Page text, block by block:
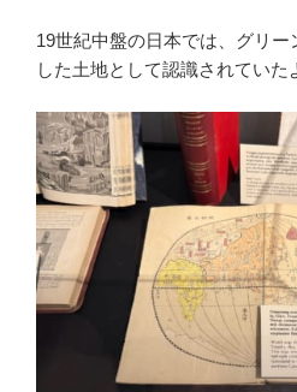
19世紀中盤の日本では、グリ
した土地として認識されていた